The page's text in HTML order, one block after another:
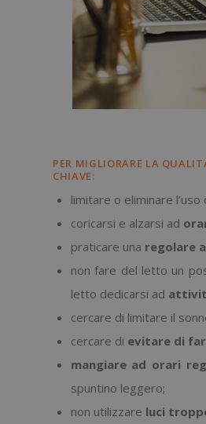
PER MIGLIORARE LA
CHIAVE:
limitare o eliminare l’uso
coricarsi e alzarsi ad
praticare una regolare
non fare del letto un
letto dedicarsi ad
cercare di limitare il
cercare di evitare di
mangiare ad orari
spuntino leggero;
non utilizzare luci